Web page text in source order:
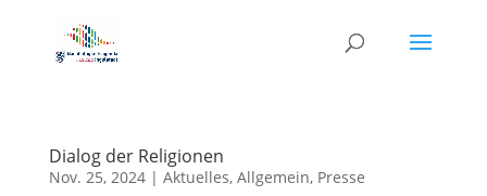
Dialog der Religionen
Nov. 25, 2024| Aktuelles, Allgemein, Presse